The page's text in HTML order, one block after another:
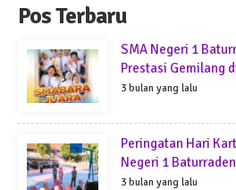
Pos Terbaru
SMA Negeri 1
Prestasi Gemilang
3 bulan yang lalu
Peringatan Hari
Negeri 1 Baturraden
3 bulan yang lalu